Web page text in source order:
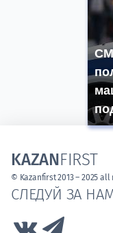
СЛЕДУЙ ЗА
Link to Vk
KAZANFIRST
© Kazanfirst 2013 – 2025